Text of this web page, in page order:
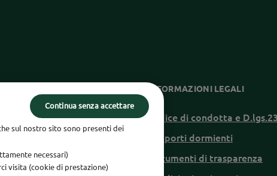
di conversione
INFORMAZIONI LEGALI
Codice di condotta e
Rapporti dormienti
Documenti di trasparenza
sul nostro sito sono presenti dei
necessari)
visita (cookie di prestazione)
Continua senza accettare